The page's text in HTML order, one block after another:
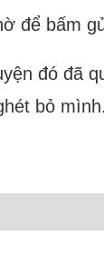
để bấm
đó đã
bỏ